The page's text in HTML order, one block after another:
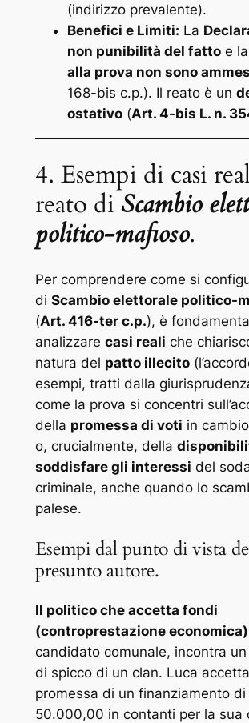
(indirizzo prevalente).
Benefici e Limiti: La
non punibilità del fattoe la
alla prova non sono
168-bis c.p.). Il reato è un
ostativo(Art. 4-bis L. n.
4. Esempi di casi
reato di Scambio
politico-mafioso.
Per comprendere come si
di Scambio elettorale politico-
(Art. 416-ter c.p.), è
analizzare casi reali che
natura del patto illecito
esempi, tratti dalla
come la prova si concentri
della promessa di voti in
o, crucialmente, della
soddisfare gli interessi del
criminale, anche quando lo
palese.
Esempi dal punto di vista
presunto autore.
Il politico che accetta fondi
(controprestazione economica)
candidato comunale, incontra
di spicco di un clan. Luca
promessa di un finanziamento di
50.000,00 in contanti per la sua